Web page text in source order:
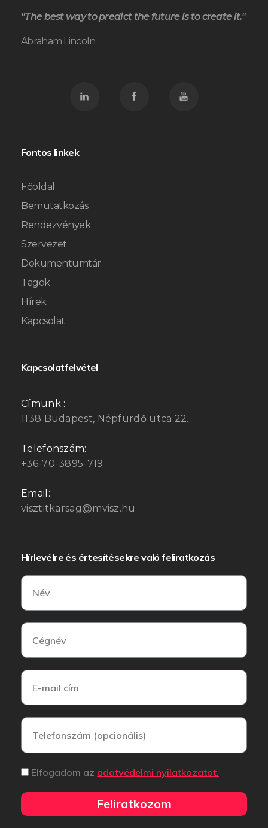
"The best way to predict the future is to create it."
Abraham Lincoln
Fontos linkek
Főoldal
Bemutatkozás
Rendezvények
Szervezet
Dokumentumtár
Tagok
Hírek
Kapcsolat
Kapcsolatfelvétel
Címünk :
1138 Budapest, Népfürdő utca 22.
Telefonszám:
+36-70-3895-719
Email:
visztitkarsag@mvisz.hu
Hírlevélre és értesítésekre való feliratkozás
Elfogadom az adatvédelmi nyilatkozatot.
Feliratkozom